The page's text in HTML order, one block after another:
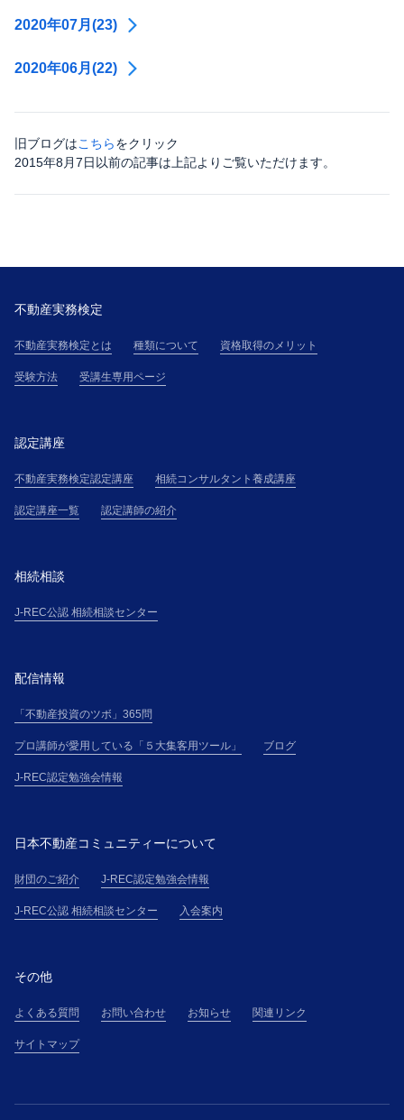
2020年07月(23)
2020年06月(22)
旧ブログはこちらをクリック
2015年8月7日以前の記事は上記よりご覧いただけます。
不動産実務検定
不動産実務検定とは 種類について 資格取得のメリット
受験方法 受講生専用ページ
認定講座
不動産実務検定認定講座 相続コンサルタント養成講座
認定講座一覧 認定講師の紹介
相続相談
J-REC公認 相続相談センター
配信情報
「不動産投資のツボ」365問
プロ講師が愛用している「５大集客用ツール」 ブログ
J-REC認定勉強会情報
日本不動産コミュニティーについて
財団のご紹介 J-REC認定勉強会情報
J-REC公認 相続相談センター 入会案内
その他
よくある質問 お問い合わせ お知らせ 関連リンク
サイトマップ